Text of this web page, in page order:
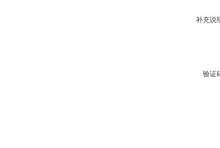
补充说
验证